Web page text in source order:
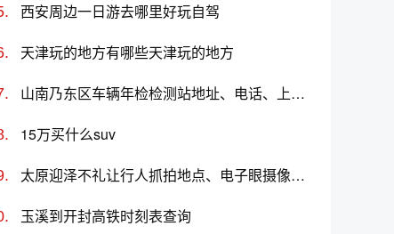
西安周边一日游去哪里好玩自驾
天津玩的地方有哪些天津玩的地方
山南乃东区车辆年检检测站地址、电话、上班时间
15万买什么suv
太原迎泽不礼让行人抓拍地点、电子眼摄像头位置
玉溪到开封高铁时刻表查询